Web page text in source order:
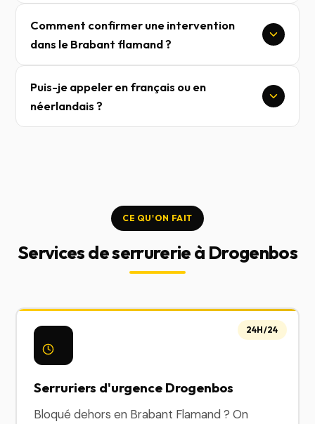
Comment confirmer une intervention
dans le Brabant flamand ?
Puis-je appeler en français ou en
néerlandais ?
CE QU'ON FAIT
Services de serrurerie à Drogenbos
Serruriers d'urgence Drogenbos
Bloqué dehors en Brabant Flamand ? On
24H/24